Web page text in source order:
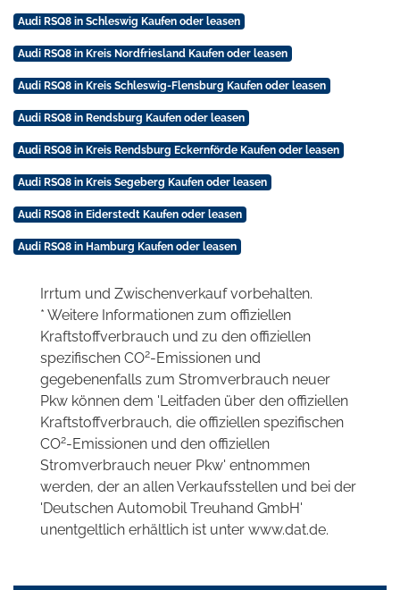
Audi RSQ8 in Schleswig Kaufen oder leasen
Audi RSQ8 in Kreis Nordfriesland Kaufen oder leasen
Audi RSQ8 in Kreis Schleswig-Flensburg Kaufen oder leasen
Audi RSQ8 in Rendsburg Kaufen oder leasen
Audi RSQ8 in Kreis Rendsburg Eckernförde Kaufen oder leasen
Audi RSQ8 in Kreis Segeberg Kaufen oder leasen
Audi RSQ8 in Eiderstedt Kaufen oder leasen
Audi RSQ8 in Hamburg Kaufen oder leasen
Irrtum und Zwischenverkauf vorbehalten.
* Weitere Informationen zum offiziellen
Kraftstoffverbrauch und zu den offiziellen
spezifischen CO2-Emissionen und
gegebenenfalls zum Stromverbrauch neuer
Pkw können dem 'Leitfaden über den offiziellen
Kraftstoffverbrauch, die offiziellen spezifischen
CO2-Emissionen und den offiziellen
Stromverbrauch neuer Pkw' entnommen
werden, der an allen Verkaufsstellen und bei der
'Deutschen Automobil Treuhand GmbH'
unentgeltlich erhältlich ist unter www.dat.de.